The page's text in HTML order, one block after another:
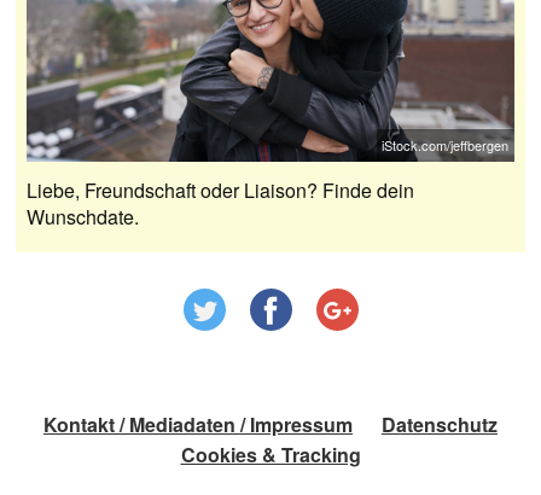
iStock.com/jeffbergen
Liebe, Freundschaft oder Liaison? Finde dein
Wunschdate.
Kontakt / Mediadaten / Impressum
Datenschutz
Cookies & Tracking